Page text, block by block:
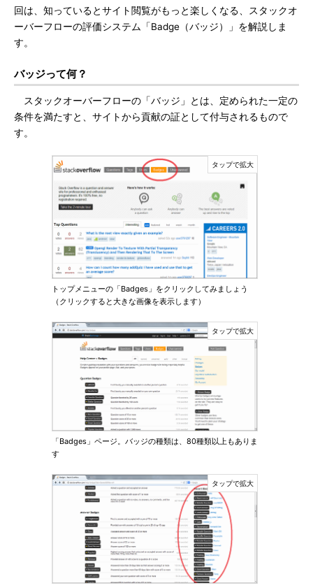
回は、知っているとサイト閲覧がもっと楽しくなる、スタックオ
ーバーフローの評価システム「Badge（バッジ）」を解説しま
す。
バッジって何？
スタックオーバーフローの「バッジ」とは、定められた一定の
条件を満たすと、サイトから貢献の証として付与されるもので
す。
トップメニューの「Badges」をクリックしてみましょう
（クリックすると大きな画像を表示します）
「Badges」ページ。バッジの種類は、80種類以上もありま
す